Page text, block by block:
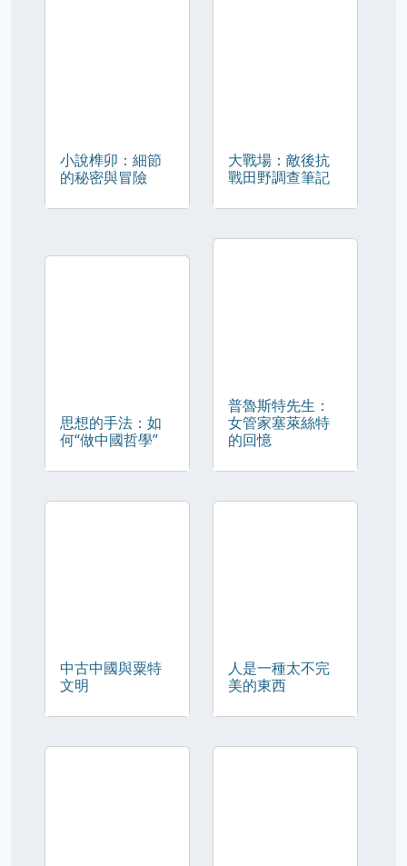
小說榫卯：細節
的秘密與冒險
大戰場：敵後抗
戰田野調查筆記
思想的手法：如
何“做中國哲學”
普魯斯特先生：
女管家塞萊絲特
的回憶
中古中國與粟特
文明
人是一種太不完
美的東西